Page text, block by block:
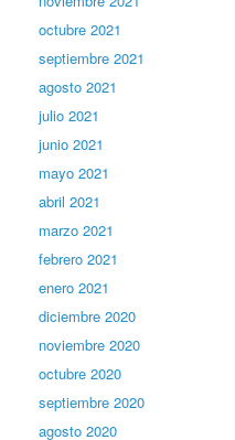
octubre 2021
septiembre 2021
agosto 2021
julio 2021
junio 2021
mayo 2021
abril 2021
marzo 2021
febrero 2021
enero 2021
diciembre 2020
noviembre 2020
octubre 2020
septiembre 2020
agosto 2020